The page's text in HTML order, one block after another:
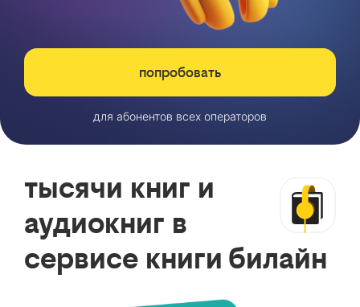
попробовать
для абонентов всех операторов
тысячи книг и
аудиокниг в
сервисе книги билайн